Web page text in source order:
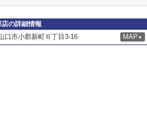
の詳細情報
口市小郡新町６丁目3-16 MAP ▼